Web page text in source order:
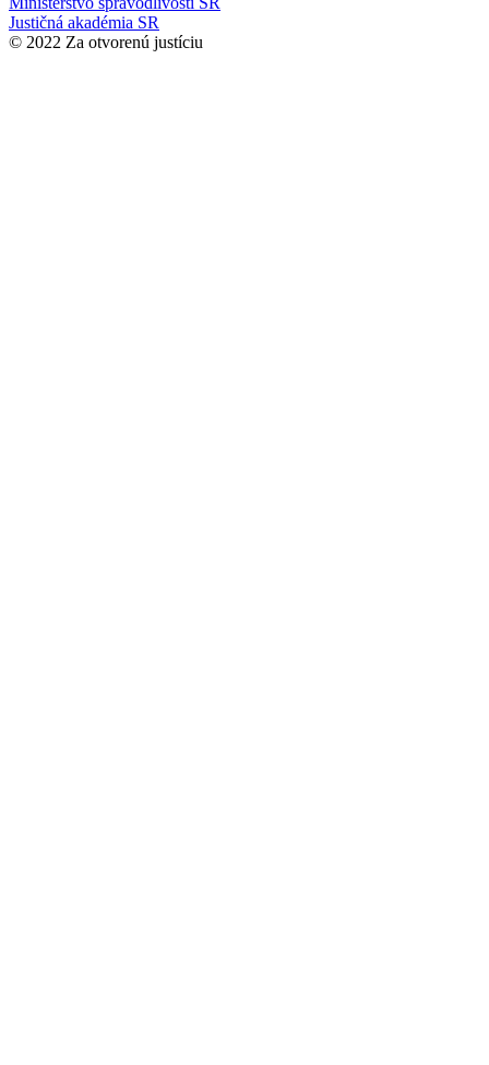
Justičná akadémia SR
© 2022 Za otvorenú justíciu